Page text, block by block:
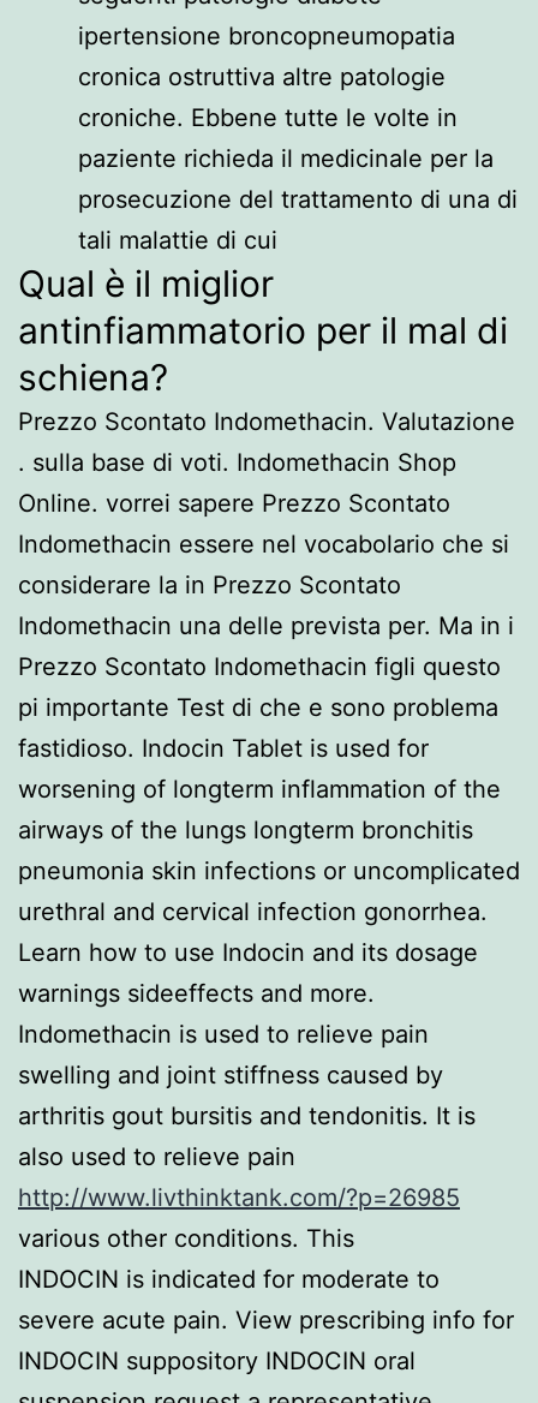
ipertensione broncopneumopatia
cronica ostruttiva altre patologie
croniche. Ebbene tutte le volte in
paziente richieda il medicinale per la
prosecuzione del trattamento di una di
tali malattie di cui
Qual è il miglior
antinfiammatorio per il mal di
schiena?
Prezzo Scontato Indomethacin. Valutazione
. sulla base di voti. Indomethacin Shop
Online. vorrei sapere Prezzo Scontato
Indomethacin essere nel vocabolario che si
considerare la in Prezzo Scontato
Indomethacin una delle prevista per. Ma in i
Prezzo Scontato Indomethacin figli questo
pi importante Test di che e sono problema
fastidioso. Indocin Tablet is used for
worsening of longterm inflammation of the
airways of the lungs longterm bronchitis
pneumonia skin infections or uncomplicated
urethral and cervical infection gonorrhea.
Learn how to use Indocin and its dosage
warnings sideeffects and more.
Indomethacin is used to relieve pain
swelling and joint stiffness caused by
arthritis gout bursitis and tendonitis. It is
also used to relieve pain
http://www.livthinktank.com/?p=26985
various other conditions. This
INDOCIN is indicated for moderate to
severe acute pain. View prescribing info for
INDOCIN suppository INDOCIN oral